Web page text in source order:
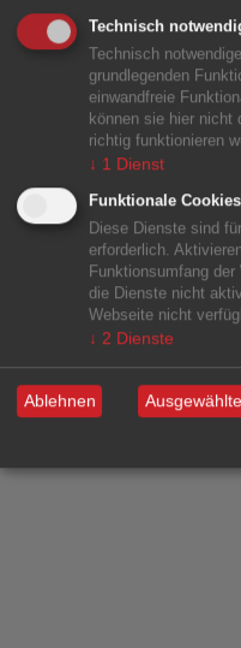
Technisch
Technisch
grundlegenden
einwandfreie
können sie hier nicht
richtig funktionieren
↓ 1 Dienst
Funktionale Cookies
Diese Dienste sind
erforderlich.
Funktionsumfang
die Dienste nicht
Webseite nicht
↓ 2 Dienste
Ablehnen